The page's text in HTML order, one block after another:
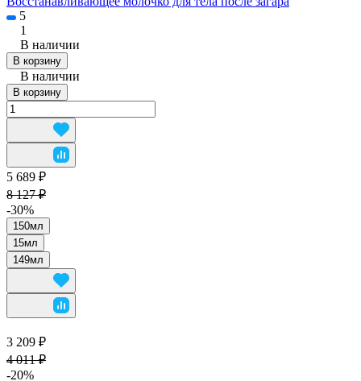
5
1
В наличии
В корзину
В наличии
В корзину
5 689 ₽
8 127 ₽
-30%
150мл
15мл
149мл
3 209 ₽
4 011 ₽
-20%